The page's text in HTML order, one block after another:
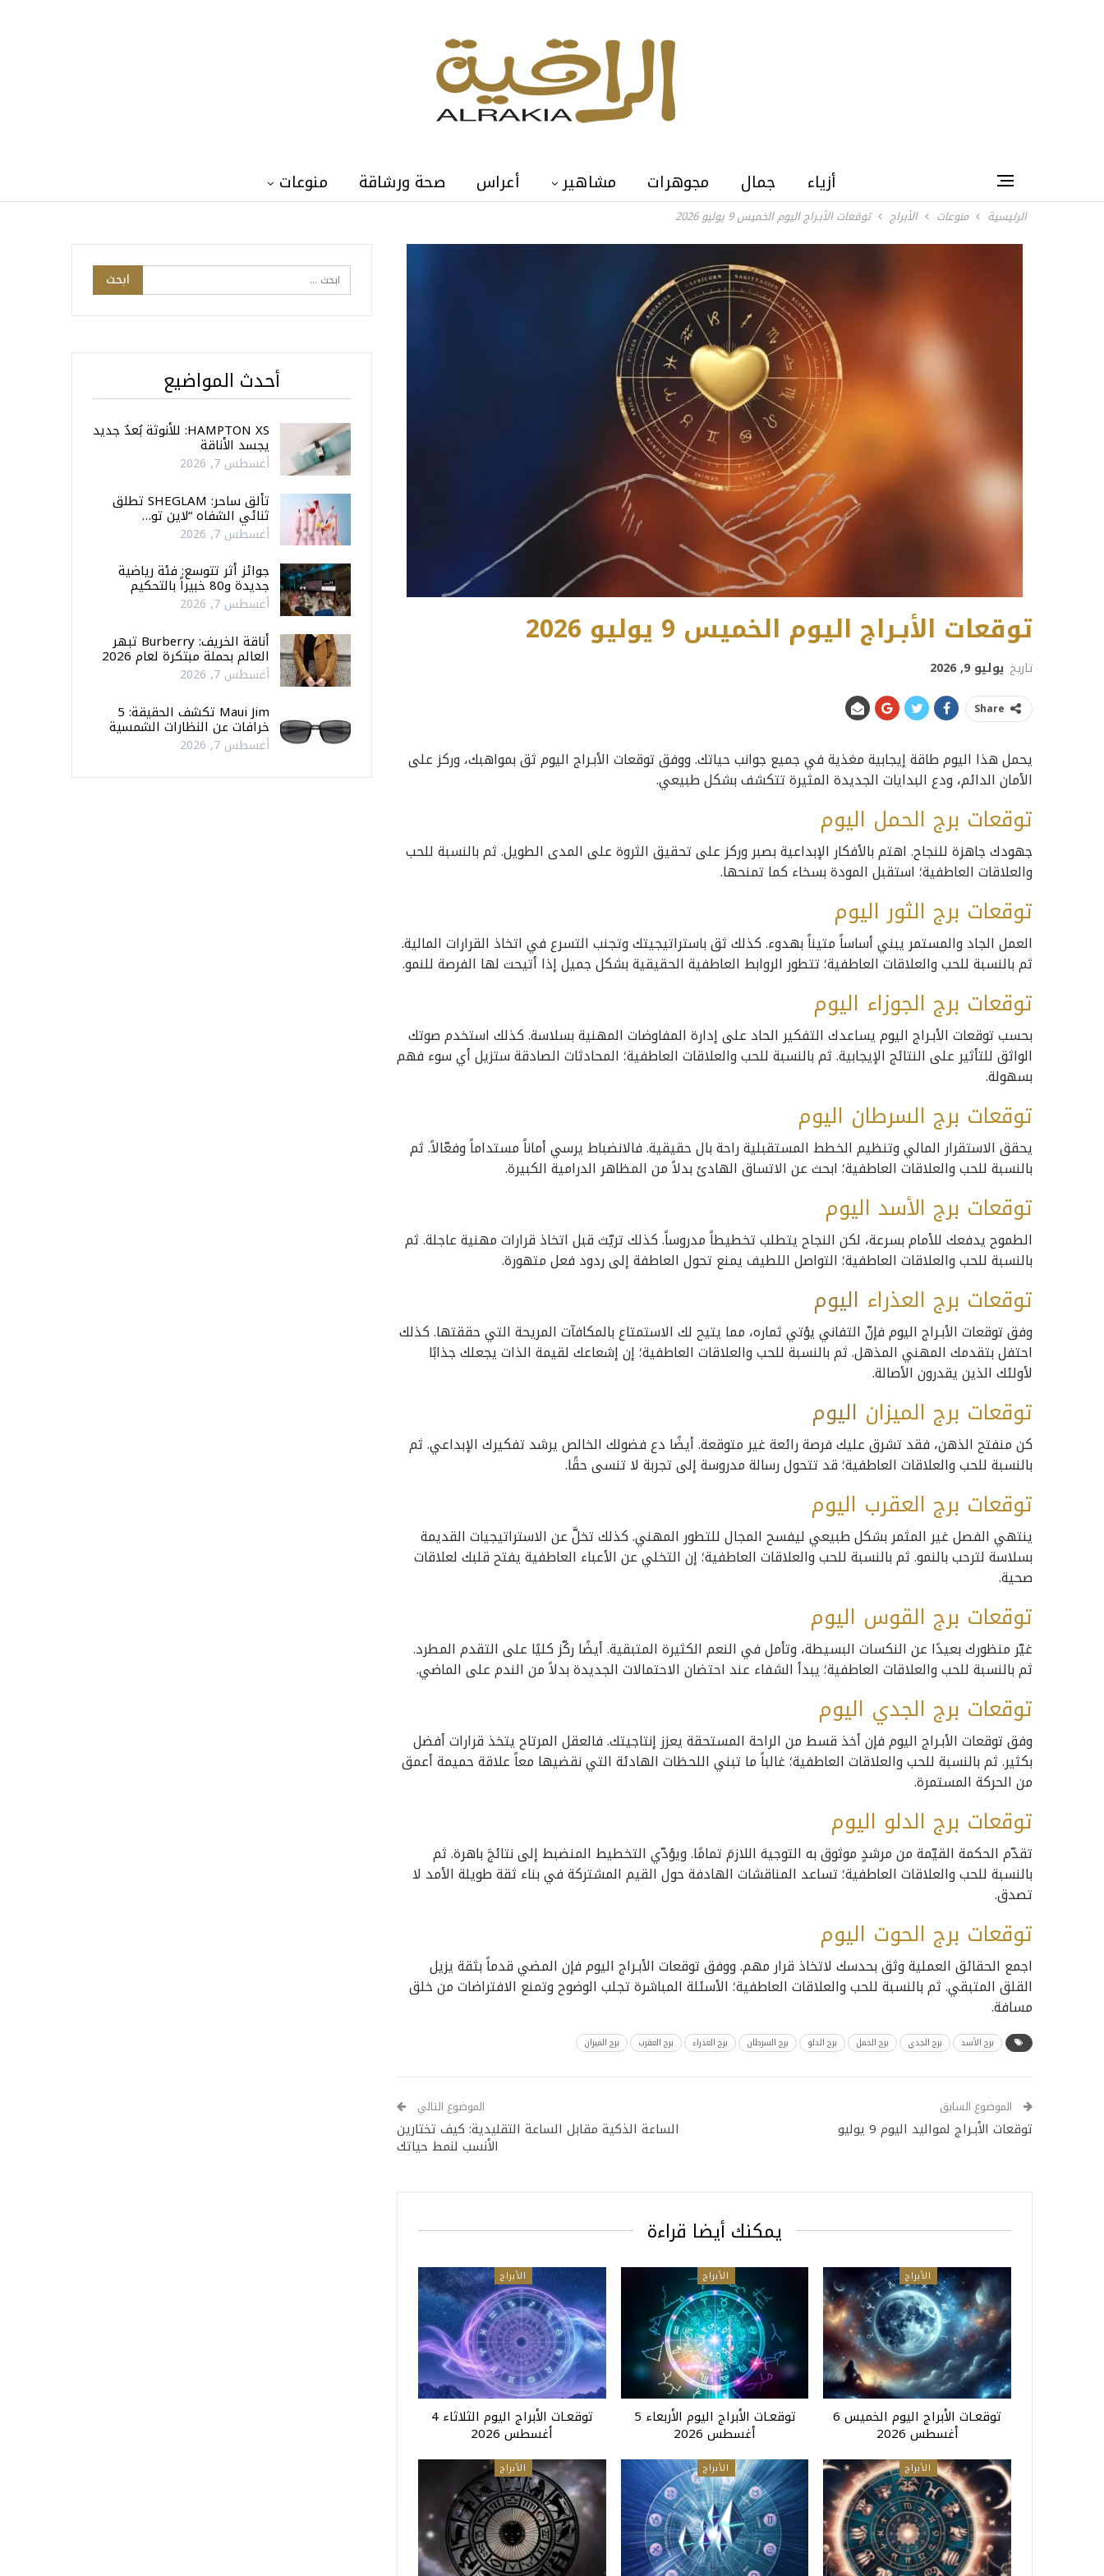
أزياء جمال مجوهرات مشاهير أعراس صحة ورشاقة منوعات
الرئيسية منوعات الأبراج توقعات الأبـراج اليوم الخميس 9 يوليو 2026
توقعات الأبـراج اليوم الخميس 9 يوليو 2026
تاريخ يوليو 9, 2026
Share
يحمل هذا اليوم طاقة إيجابية مغذية في جميع جوانب حياتك. ووفق توقعات الأبـراج اليوم ثق بمواهبك، وركز على
الأمان الدائم، ودع البدايات الجديدة المثيرة تتكشف بشكل طبيعي.
توقعات برج الحمل اليوم
جهودك جاهزة للنجاح. اهتم بالأفكار الإبداعية بصبر وركز على تحقيق الثروة على المدى الطويل. ثم بالنسبة للحب
والعلاقات العاطفية؛ استقبل المودة بسخاء كما تمنحها.
توقعات برج الثور اليوم
العمل الجاد والمستمر يبني أساساً متيناً بهدوء. كذلك ثق باستراتيجيتك وتجنب التسرع في اتخاذ القرارات المالية.
ثم بالنسبة للحب والعلاقات العاطفية؛ تتطور الروابط العاطفية الحقيقية بشكل جميل إذا أتيحت لها الفرصة للنمو.
توقعات برج الجوزاء اليوم
بحسب توقعات الأبـراج اليوم يساعدك التفكير الحاد على إدارة المفاوضات المهنية بسلاسة. كذلك استخدم صوتك
الواثق للتأثير على النتائج الإيجابية. ثم بالنسبة للحب والعلاقات العاطفية؛ المحادثات الصادقة ستزيل أي سوء فهم
بسهولة.
توقعات برج السرطان اليوم
يحقق الاستقرار المالي وتنظيم الخطط المستقبلية راحة بال حقيقية. فالانضباط يرسي أماناً مستداماً وفعّالاً. ثم
بالنسبة للحب والعلاقات العاطفية؛ ابحث عن الاتساق الهادئ بدلاً من المظاهر الدرامية الكبيرة.
توقعات برج الأسد اليوم
الطموح يدفعك للأمام بسرعة، لكن النجاح يتطلب تخطيطاً مدروساً. كذلك تريّث قبل اتخاذ قرارات مهنية عاجلة. ثم
بالنسبة للحب والعلاقات العاطفية؛ التواصل اللطيف يمنع تحول العاطفة إلى ردود فعل متهورة.
توقعات برج العذراء اليوم
وفق توقعات الأبـراج اليوم فإنّ التفاني يؤتي ثماره، مما يتيح لك الاستمتاع بالمكافآت المريحة التي حققتها. كذلك
احتفل بتقدمك المهني المذهل. ثم بالنسبة للحب والعلاقات العاطفية؛ إن إشعاعك لقيمة الذات يجعلك جذابًا
لأولئك الذين يقدرون الأصالة.
توقعات برج الميزان اليوم
كن منفتح الذهن، فقد تشرق عليك فرصة رائعة غير متوقعة. أيضًا دع فضولك الخالص يرشد تفكيرك الإبداعي. ثم
بالنسبة للحب والعلاقات العاطفية؛ قد تتحول رسالة مدروسة إلى تجربة لا تنسى حقًا.
توقعات برج العقرب اليوم
ينتهي الفصل غير المثمر بشكل طبيعي ليفسح المجال للتطور المهني. كذلك تخلَّ عن الاستراتيجيات القديمة
بسلاسة لترحب بالنمو. ثم بالنسبة للحب والعلاقات العاطفية؛ إن التخلي عن الأعباء العاطفية يفتح قلبك لعلاقات
صحية.
توقعات برج القوس اليوم
غيّر منظورك بعيدًا عن النكسات البسيطة، وتأمل في النعم الكثيرة المتبقية. أيضًا ركّز كليًا على التقدم المطرد.
ثم بالنسبة للحب والعلاقات العاطفية؛ يبدأ الشفاء عند احتضان الاحتمالات الجديدة بدلاً من الندم على الماضي.
توقعات برج الجدي اليوم
وفق توقعات الأبـراج اليوم فإن أخذ قسط من الراحة المستحقة يعزز إنتاجيتك. فالعقل المرتاح يتخذ قرارات أفضل
بكثير. ثم بالنسبة للحب والعلاقات العاطفية؛ غالباً ما تبني اللحظات الهادئة التي نقضيها معاً علاقة حميمة أعمق
من الحركة المستمرة.
توقعات برج الدلو اليوم
تقدّم الحكمة القيّمة من مرشدٍ موثوق به التوجيهَ اللازمَ تمامًا. ويؤدّي التخطيط المنضبط إلى نتائجَ باهرة. ثم
بالنسبة للحب والعلاقات العاطفية؛ تساعد المناقشات الهادفة حول القيم المشتركة في بناء ثقة طويلة الأمد لا
تصدق.
توقعات برج الحوت اليوم
اجمع الحقائق العملية وثق بحدسك لاتخاذ قرار مهم. ووفق توقعات الأبـراج اليوم فإن المضي قدماً بثقة يزيل
القلق المتبقي. ثم بالنسبة للحب والعلاقات العاطفية؛ الأسئلة المباشرة تجلب الوضوح وتمنع الافتراضات من خلق
مسافة.
برج الأسد برج الجدي برج الحمل برج الدلو برج السرطان برج العذراء برج العقرب برج الميزان
الموضوع السابق
توقعات الأبـراج لمواليد اليوم 9 يوليو
الموضوع التالي
الساعة الذكية مقابل الساعة التقليدية: كيف تختارين
الأنسب لنمط حياتك
يمكنك أيضا قراءة
الأبراج
توقعـات الأبراج اليوم الخميس 6
أغسطس 2026
الأبراج
توقعـات الأبراج اليوم الأربعاء 5
أغسطس 2026
الأبراج
توقعـات الأبراج اليوم الثلاثاء 4
أغسطس 2026
الأبراج الأبراج الأبراج
أحدث المواضيع
HAMPTON XS: للأنوثة بُعدٌ جديد
يجسد الأناقة
أغسطس 7, 2026
تألق ساحر: SHEGLAM تطلق
ثنائي الشفاه “لاين تو…
أغسطس 7, 2026
جوائز أثر تتوسع: فئة رياضية
جديدة و80 خبيراً بالتحكيم
أغسطس 7, 2026
أناقة الخريف: Burberry تبهر
العالم بحملة مبتكرة لعام 2026
أغسطس 7, 2026
Maui Jim تكشف الحقيقة: 5
خرافات عن النظارات الشمسية
أغسطس 7, 2026